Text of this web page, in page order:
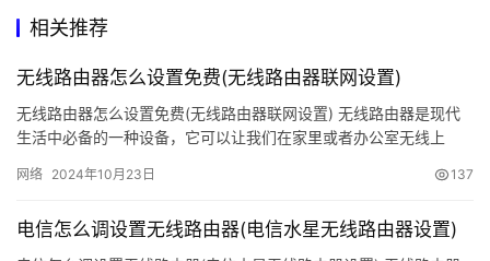
n
n
路
由
设
原创文章，作者：e网络，如若转载，请注明出处：
https://www.224m.com/387152.html
相关推荐
无线路由器怎么设置免费(无线路由器联网设置)
无线路由器怎么设置免费(无线路由器联网设置) 无线路由器是现代
生活中必备的一种设备，它可以让我们在家里或者办公室无线上
后，却…
网络 2024年10月23日 137
电信怎么调设置无线路由器(电信水星无线路由器设置)